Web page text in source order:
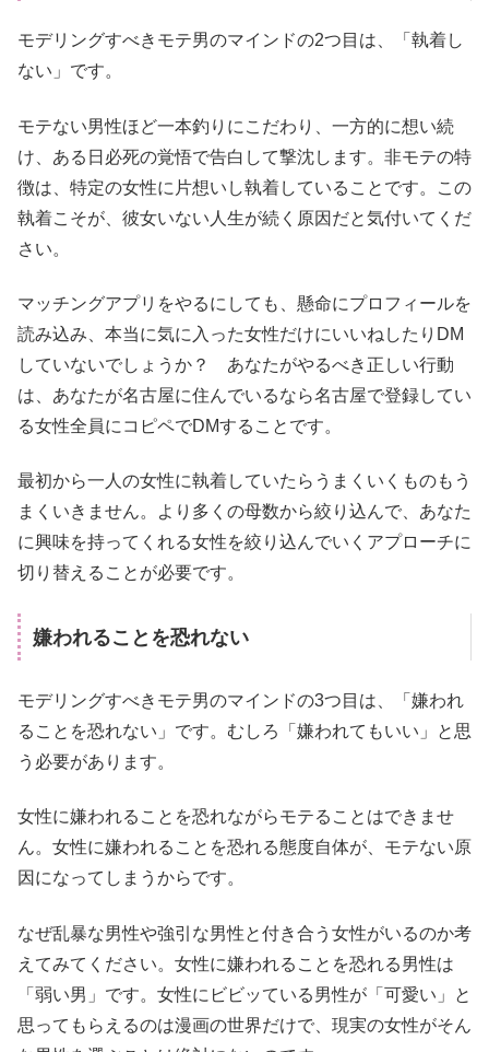
モデリングすべきモテ男のマインドの2つ目は、「執着し
ない」です。
モテない男性ほど一本釣りにこだわり、一方的に想い続
け、ある日必死の覚悟で告白して撃沈します。非モテの特
徴は、特定の女性に片想いし執着していることです。この
執着こそが、彼女いない人生が続く原因だと気付いてくだ
さい。
マッチングアプリをやるにしても、懸命にプロフィールを
読み込み、本当に気に入った女性だけにいいねしたりDM
していないでしょうか？ あなたがやるべき正しい行動
は、あなたが名古屋に住んでいるなら名古屋で登録してい
る女性全員にコピペでDMすることです。
最初から一人の女性に執着していたらうまくいくものもう
まくいきません。より多くの母数から絞り込んで、あなた
に興味を持ってくれる女性を絞り込んでいくアプローチに
切り替えることが必要です。
嫌われることを恐れない
モデリングすべきモテ男のマインドの3つ目は、「嫌われ
ることを恐れない」です。むしろ「嫌われてもいい」と思
う必要があります。
女性に嫌われることを恐れながらモテることはできませ
ん。女性に嫌われることを恐れる態度自体が、モテない原
因になってしまうからです。
なぜ乱暴な男性や強引な男性と付き合う女性がいるのか考
えてみてください。女性に嫌われることを恐れる男性は
「弱い男」です。女性にビビッている男性が「可愛い」と
思ってもらえるのは漫画の世界だけで、現実の女性がそん